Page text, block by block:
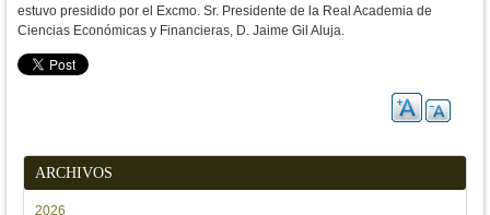
estuvo presidido por el Excmo. Sr. Presidente de la Real Academia de
Ciencias Económicas y Financieras, D. Jaime Gil Aluja.
ARCHIVOS
2026